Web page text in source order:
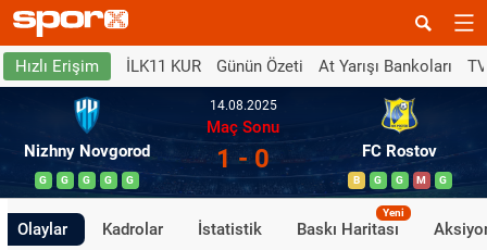
Hızlı Erişim İLK11 KUR Günün Özeti At Yarışı Bankoları
Nizhny Novgorod
G G G G G
14.08.2025
Maç Sonu
1 - 0 FC Rostov
B G G M G
Olaylar Kadrolar İstatistik Baskı Haritası
Yeni